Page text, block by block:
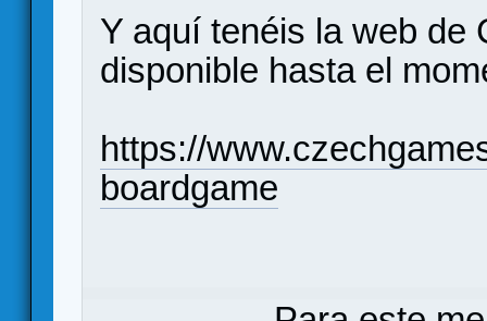
Y aquí tenéis la web de
disponible hasta el
https://
boardgame